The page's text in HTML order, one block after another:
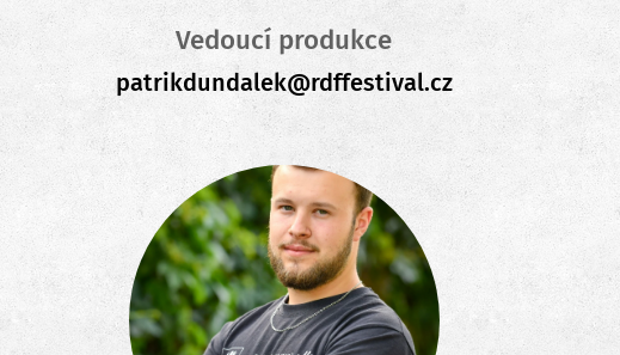
Vedoucí produkce
patrikdundalek@rdffestival.cz